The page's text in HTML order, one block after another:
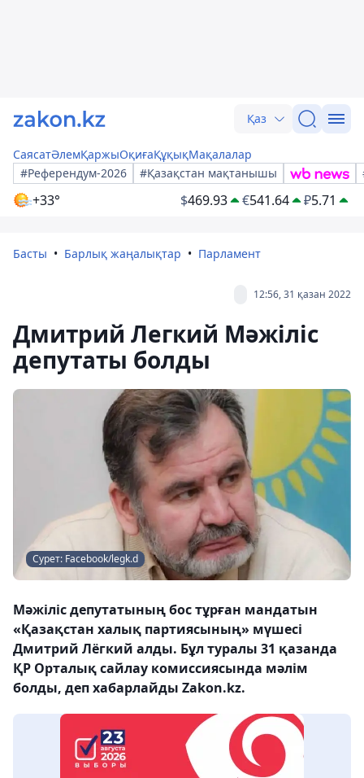
Қаз
СаясатӘлемҚаржыОқиғаҚұқықМақалалар
#Референдум-2026
#Қазақстан мақтанышы
+33° $469.93 €541.64 ₽5.71
Басты Барлық жаңалықтар Парламент
12:56, 31 қазан 2022
Дмитрий Легкий Мәжіліс
депутаты болды
Сурет: Facebook/legk.d
Мәжіліс депутатының бос тұрған мандатын
«Қазақстан халық партиясының» мүшесі
Дмитрий Лёгкий алды. Бұл туралы 31 қазанда
ҚР Орталық сайлау комиссиясында мәлім
болды, деп хабарлайды Zakon.kz.